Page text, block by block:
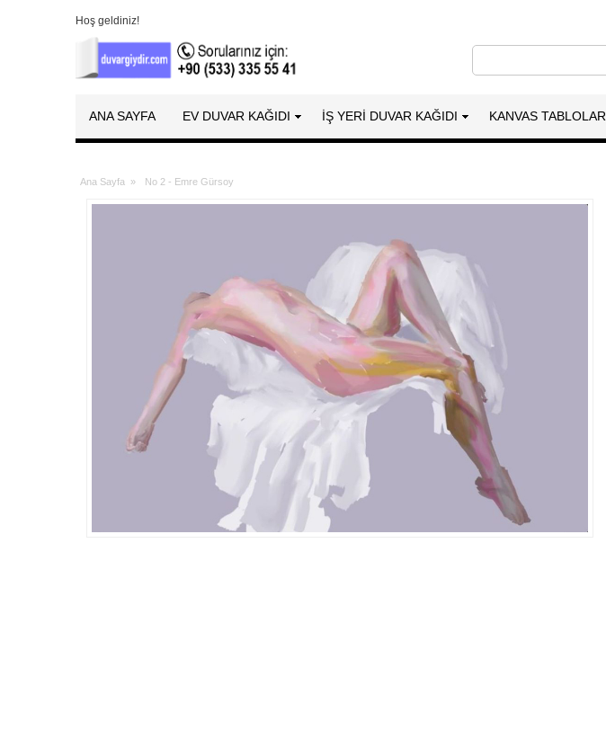
Hoş geldiniz!
ANA SAYFA EV DUVAR KAĞIDI İŞ YERİ DUVAR KAĞIDI KANVAS TABLOLAR
Ana Sayfa » No 2 - Emre Gürsoy